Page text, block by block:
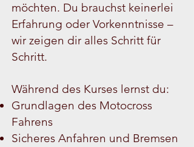
möchten. Du brauchst keinerlei
Erfahrung oder Vorkenntnisse –
wir zeigen dir alles Schritt für
Schritt.
Während des Kurses lernst du:
Grundlagen des Motocross
Fahrens
Sicheres Anfahren und Bremsen